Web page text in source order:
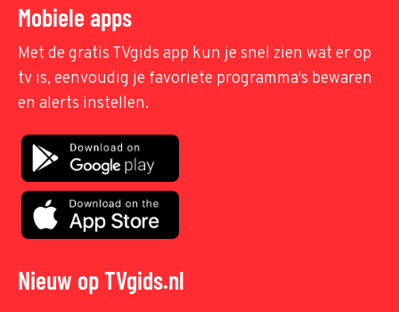
Mobiele apps
Met de gratis TVgids app kun je snel zien wat er op
tv is, eenvoudig je favoriete programma's bewaren
en alerts instellen.
Nieuw op TVgids.nl